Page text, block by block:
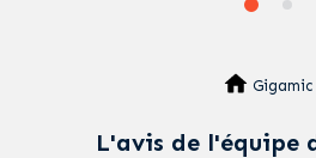
Gigamic
L'avis de l'équipe